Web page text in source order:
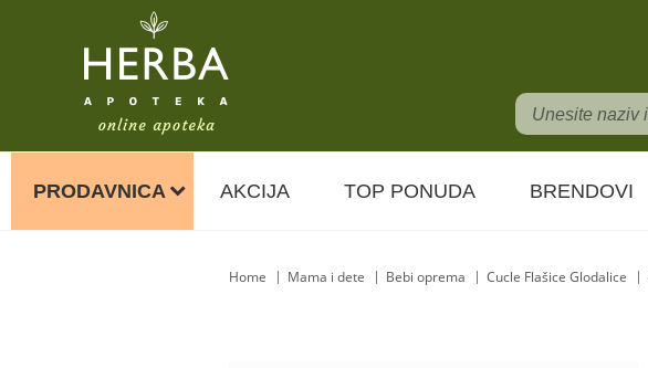
PRODAVNICA AKCIJA TOP PONUDA BRENDOVI
Home Mama i dete Bebi oprema Cucle Flašice Glodalice